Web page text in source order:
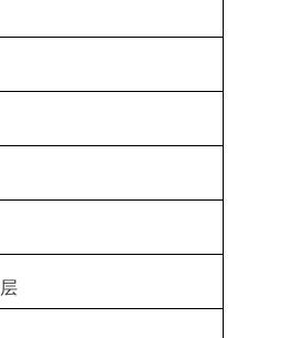
层